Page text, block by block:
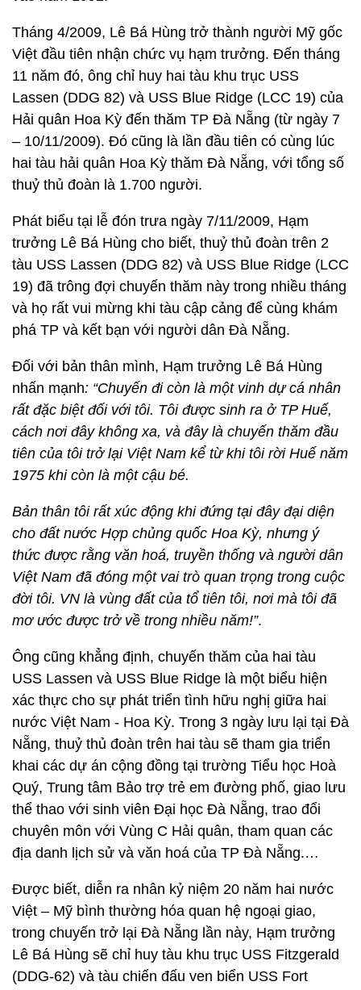
Tháng 4/2009, Lê Bá Hùng trở thành người Mỹ gốc
Việt đầu tiên nhận chức vụ hạm trưởng. Đến tháng
11 năm đó, ông chỉ huy hai tàu khu trục USS
Lassen (DDG 82) và USS Blue Ridge (LCC 19) của
Hải quân Hoa Kỳ đến thăm TP Đà Nẵng (từ ngày 7
– 10/11/2009). Đó cũng là lần đầu tiên có cùng lúc
hai tàu hải quân Hoa Kỳ thăm Đà Nẵng, với tổng số
thuỷ thủ đoàn là 1.700 người.
Phát biểu tại lễ đón trưa ngày 7/11/2009, Hạm
trưởng Lê Bá Hùng cho biết, thuỷ thủ đoàn trên 2
tàu USS Lassen (DDG 82) và USS Blue Ridge (LCC
19) đã trông đợi chuyến thăm này trong nhiều tháng
và họ rất vui mừng khi tàu cập cảng để cùng khám
phá TP và kết bạn với người dân Đà Nẵng.
Đối với bản thân mình, Hạm trưởng Lê Bá Hùng
nhấn mạnh: “Chuyến đi còn là một vinh dự cá nhân
rất đặc biệt đối với tôi. Tôi được sinh ra ở TP Huế,
cách nơi đây không xa, và đây là chuyến thăm đầu
tiên của tôi trở lại Việt Nam kể từ khi tôi rời Huế năm
1975 khi còn là một cậu bé.
Bản thân tôi rất xúc động khi đứng tại đây đại diện
cho đất nước Hợp chủng quốc Hoa Kỳ, nhưng ý
thức được rằng văn hoá, truyền thống và người dân
Việt Nam đã đóng một vai trò quan trọng trong cuộc
đời tôi. VN là vùng đất của tổ tiên tôi, nơi mà tôi đã
mơ ước được trở về trong nhiều năm!”.
Ông cũng khẳng định, chuyến thăm của hai tàu
USS Lassen và USS Blue Ridge là một biểu hiện
xác thực cho sự phát triển tình hữu nghị giữa hai
nước Việt Nam - Hoa Kỳ. Trong 3 ngày lưu lại tại Đà
Nẵng, thuỷ thủ đoàn trên hai tàu sẽ tham gia triển
khai các dự án cộng đồng tại trường Tiểu học Hoà
Quý, Trung tâm Bảo trợ trẻ em đường phố, giao lưu
thể thao với sinh viên Đại học Đà Nẵng, trao đổi
chuyên môn với Vùng C Hải quân, tham quan các
địa danh lịch sử và văn hoá của TP Đà Nẵng.…
Được biết, diễn ra nhân kỷ niệm 20 năm hai nước
Việt – Mỹ bình thường hóa quan hệ ngoại giao,
trong chuyến trở lại Đà Nẵng lần này, Hạm trưởng
Lê Bá Hùng sẽ chỉ huy tàu khu trục USS Fitzgerald
(DDG-62) và tàu chiến đấu ven biển USS Fort